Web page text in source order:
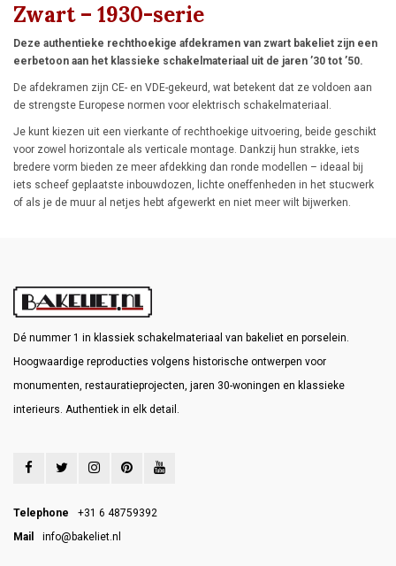
Zwart – 1930-serie
Deze authentieke rechthoekige afdekramen van zwart bakeliet zijn een
eerbetoon aan het klassieke schakelmateriaal uit de jaren ’30 tot ’50.
De afdekramen zijn CE- en VDE-gekeurd, wat betekent dat ze voldoen aan
de strengste Europese normen voor elektrisch schakelmateriaal.
Je kunt kiezen uit een vierkante of rechthoekige uitvoering, beide geschikt
voor zowel horizontale als verticale montage. Dankzij hun strakke, iets
bredere vorm bieden ze meer afdekking dan ronde modellen – ideaal bij
iets scheef geplaatste inbouwdozen, lichte oneffenheden in het stucwerk
of als je de muur al netjes hebt afgewerkt en niet meer wilt bijwerken.
Dé nummer 1 in klassiek schakelmateriaal van bakeliet en porselein.
Hoogwaardige reproducties volgens historische ontwerpen voor
monumenten, restauratieprojecten, jaren 30-woningen en klassieke
interieurs. Authentiek in elk detail.
Telephone
+31 6 48759392
Mail
info@bakeliet.nl